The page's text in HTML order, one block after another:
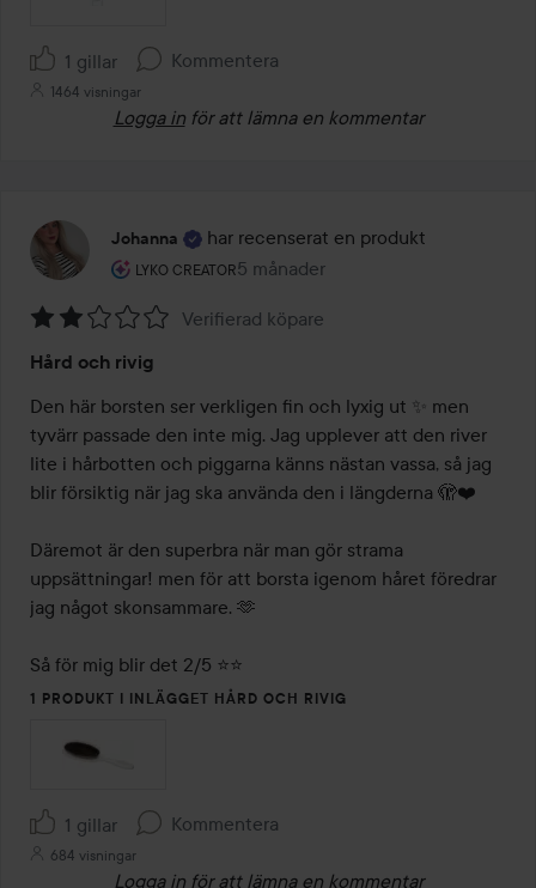
1 gillar Kommentera
1464 visningar
Logga in för att lämna en kommentar
Johanna har recenserat en produkt
LYKO CREATOR
Användarens roll: Lyko Creator.
5 månader
Inlägget skapades 5 månader
2
av
5
Verifierad köpare
Hård och rivig
Den här borsten ser verkligen fin och lyxig ut ✨ men
tyvärr passade den inte mig. Jag upplever att den river
lite i hårbotten och piggarna känns nästan vassa, så jag
blir försiktig när jag ska använda den i längderna 🫣❤️
Däremot är den superbra när man gör strama
uppsättningar! men för att borsta igenom håret föredrar
jag något skonsammare. 🫶
Så för mig blir det 2/5 ⭐⭐
1 PRODUKT I INLÄGGET HÅRD OCH RIVIG
1 gillar Kommentera
684 visningar
Logga in för att lämna en kommentar